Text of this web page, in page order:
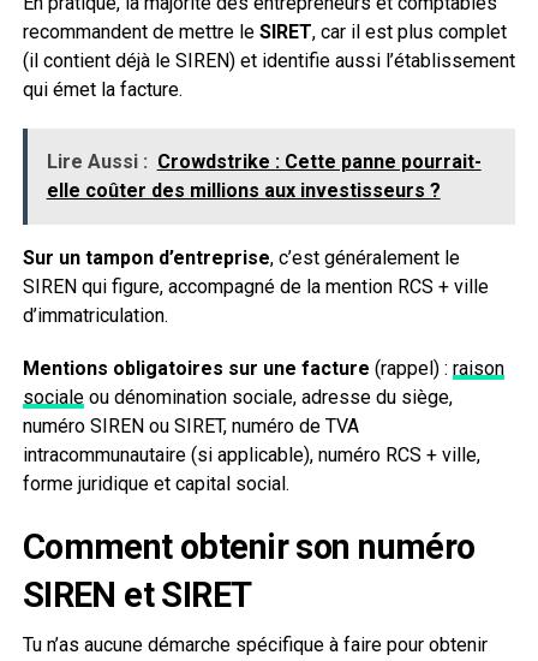
recommandent de mettre le SIRET, car il est plus complet
(il contient déjà le SIREN) et identifie aussi l’établissement
qui émet la facture.
Lire Aussi : Crowdstrike : Cette panne pourrait-
elle coûter des millions aux investisseurs ?
Sur un tampon d’entreprise, c’est généralement le
SIREN qui figure, accompagné de la mention RCS + ville
d’immatriculation.
Mentions obligatoires sur une facture (rappel) : raison
socialeou dénomination sociale, adresse du siège,
numéro SIREN ou SIRET, numéro de TVA
intracommunautaire (si applicable), numéro RCS + ville,
forme juridique et capital social.
Comment obtenir son numéro
SIREN et SIRET
Tu n’as aucune démarche spécifique à faire pour obtenir